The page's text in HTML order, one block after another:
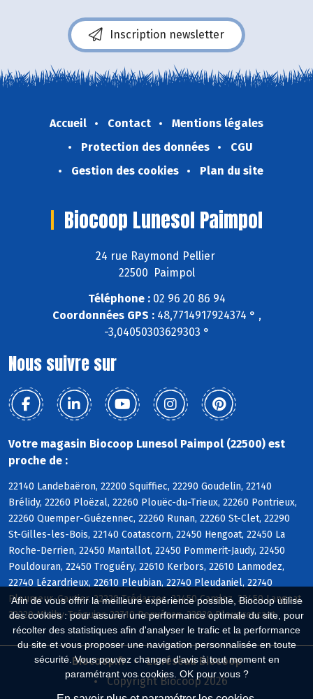
Afin de vous offrir la meilleure expérience possible, Biocoop utilise
des cookies : pour assurer une performance optimale du site, pour
récolter des statistiques afin d'analyser le trafic et la performance
du site et vous proposer une navigation personnalisée en toute
sécurité. Vous pouvez changer d'avis à tout moment en
paramétrant vos cookies. OK pour vous ?
Inscription newsletter
Accueil Contact
Mentions légales
Protection des données
CGU
Gestion des cookies
Plan du site
Biocoop Lunesol Paimpol
24 rue Raymond Pellier
22500 Paimpol
Téléphone :02 96 20 86 94
Coordonnées GPS :48,7714917924374 ° ,
-3,04050303629303 °
Nous suivre sur
Votre magasin Biocoop Lunesol Paimpol (22500) est
proche de :
22140 Landebaëron, 22200 Squiffiec, 22290 Goudelin, 22140
Brélidy, 22260 Ploëzal, 22260 Plouëc-du-Trieux, 22260 Pontrieux,
22260 Quemper-Guézennec, 22260 Runan, 22260 St-Clet, 22290
St-Gilles-les-Bois, 22140 Coatascorn, 22450 Hengoat, 22450 La
Roche-Derrien, 22450 Mantallot, 22450 Pommerit-Jaudy, 22450
Pouldouran, 22450 Troguéry, 22610 Kerbors, 22610 Lanmodez,
22740 Lézardrieux, 22610 Pleubian, 22740 Pleudaniel, 22740
Pleumeur-Gautier, 22220 Trédarzec, 22450 Camlez, 22450 Langoat,
22220 Minihy-Tréguier, 22710 Penvénan, 22820 Plougrescant
Biocoop.fr
Le réseau Biocoop
Copyright Biocoop 2026